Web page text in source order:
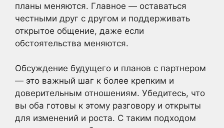
планы меняются. Главное — оставаться
честными друг с другом и поддерживать
открытое общение, даже если
обстоятельства меняются.
Обсуждение будущего и планов с партнером
— это важный шаг к более крепким и
доверительным отношениям. Убедитесь, что
вы оба готовы к этому разговору и открыты
для изменений и роста. С таким подходом